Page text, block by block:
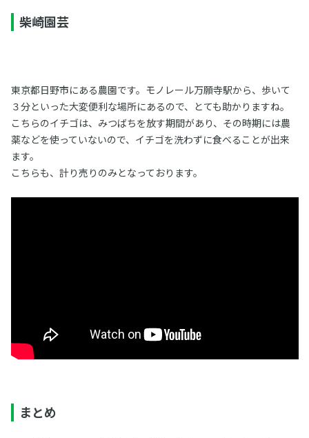
柴崎園芸
東京都日野市にある農園です。モノレール万願寺駅から、歩いて
３分といった大変便利な場所にあるので、とても助かりますね。
こちらのイチゴは、みつばちを放す期間があり、その時期には農
薬などを使っていないので、イチゴを洗わずに食べることが出来
ます。
こちらも、計り売りのみとなっております。
まとめ